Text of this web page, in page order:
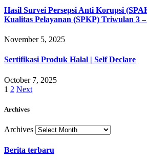
Hasil Survei Persepsi Anti Korupsi
Kualitas Pelayanan (SPKP) Triwulan 3 –
November 5, 2025
Sertifikasi Produk Halal | Self Declare
October 7, 2025
1 2 Next
Archives
Archives
Berita terbaru